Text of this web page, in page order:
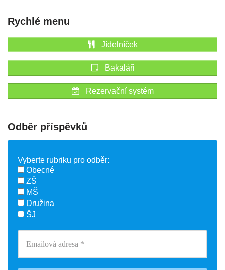
Rychlé menu
Jídelníček
Bakaláři
Rezervační systém
Odběr příspěvků
Vyberte rubriku pro odběr:
Obecné
ZŠ
MŠ
Družina
ŠJ